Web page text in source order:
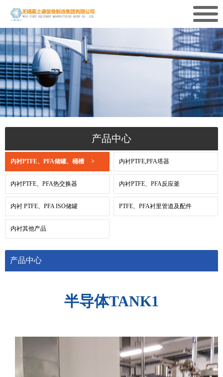
产品中心
内衬PTFE、PFA储罐、桶槽 > 内衬PTFE,PFA塔器
内衬PTFE、PFA热交换器 内衬PTFE、PFA反应釜
内衬 PTFE、PFA ISO储罐 PTFE、PFA衬里管道及配件
内衬其他产品
产品中心
半导体TANK1